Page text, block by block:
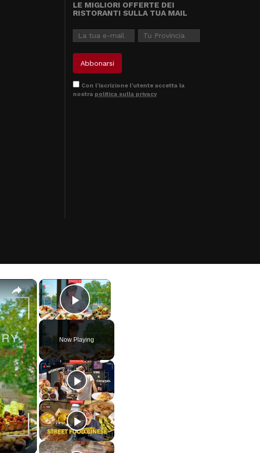
LE MIGLIORI OFFERTE DEI
RISTORANTI SULLA TUA MAIL
Con l'iscrizione l'utente accetta la
nostra politica sulla privacy
×
Play Video
Now Playing
×